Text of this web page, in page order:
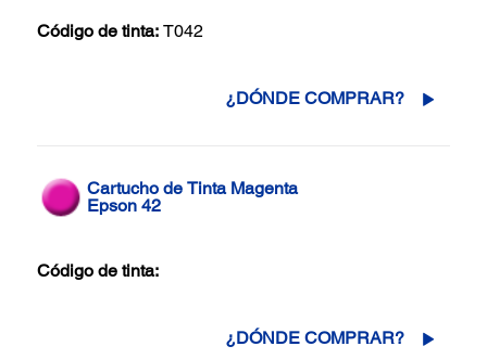
Código de tinta: T042
¿DÓNDE COMPRAR?
Cartucho de Tinta Magenta
Epson 42
Código de tinta:
¿DÓNDE COMPRAR?